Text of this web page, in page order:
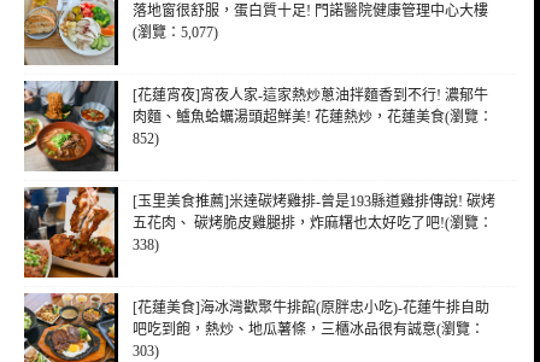
落地窗很舒服，蛋白質十足! 門諾醫院健康管理中心大樓
(瀏覽：5,077)
[花蓮宵夜]宵夜人家-這家熱炒蔥油拌麵香到不行! 濃郁牛
肉麵、鱸魚蛤蠣湯頭超鮮美! 花蓮熱炒，花蓮美食(瀏覽：
852)
[玉里美食推薦]米達碳烤雞排-曾是193縣道雞排傳說! 碳烤
五花肉、 碳烤脆皮雞腿排，炸麻糬也太好吃了吧!(瀏覽：
338)
[花蓮美食]海冰灣歡聚牛排館(原胖忠小吃)-花蓮牛排自助
吧吃到飽，熱炒、地瓜薯條，三櫃冰品很有誠意(瀏覽：
303)